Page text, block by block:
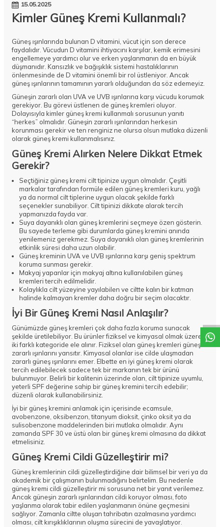
15.05.2025
Kimler Güneş Kremi Kullanmalı?
Güneş ışınlarında bulunan D vitamini, vücut için son derece
faydalıdır. Vücudun D vitamini ihtiyacını karşılar, kemik erimesini
engellemeye yardımcı olur ve erken yaşlanmanın da en büyük
düşmanıdır. Kansızlık ve bağışıklık sistemi hastalıklarının
önlenmesinde de D vitamini önemli bir rol üstleniyor. Ancak
güneş ışınlarının tamamının yararlı olduğundan da söz edemeyiz.
Güneşin zararlı olan UVA ve UVB ışınlarına karşı vücudu korumak
gerekiyor. Bu görevi üstlenen de güneş kremleri oluyor.
Dolayısıyla kimler güneş kremi kullanmalı sorusunun yanıtı
“herkes” olmalıdır. Güneşin zararlı ışınlarından herkesin
korunması gerekir ve ten renginiz ne olursa olsun mutlaka düzenli
olarak güneş kremi kullanmalısınız.
Güneş Kremi Alırken Nelere Dikkat Etmek
Gerekir?
Seçtiğiniz güneş kremi cilt tipinize uygun olmalıdır. Çeşitli
markalar tarafından formüle edilen güneş kremleri kuru, yağlı
ya da normal cilt tiplerine uygun olacak şekilde farklı
seçenekler sunabiliyor. Cilt tipinizi dikkate alarak tercih
yapmanızda fayda var.
Suya dayanıklı olan güneş kremlerini seçmeye özen gösterin.
Bu sayede terleme gibi durumlarda güneş kremini anında
yenilemeniz gerekmez. Suya dayanıklı olan güneş kremlerinin
etkinlik süresi daha uzun olabilir.
Güneş kreminin UVA ve UVB ışınlarına karşı geniş spektrum
koruma sunması gerekir.
Makyaj yapanlar için makyaj altına kullanılabilen güneş
kremleri tercih edilmelidir.
Kolaylıkla cilt yüzeyine yayılabilen ve ciltte kalın bir katman
halinde kalmayan kremler daha doğru bir seçim olacaktır.
İyi Bir Güneş Kremi Nasıl Anlaşılır?
Günümüzde güneş kremleri çok daha fazla koruma sunacak
şekilde üretilebiliyor. Bu ürünler fiziksel ve kimyasal olmak üzere
iki farklı kategoride ele alınır. Fiziksel olan güneş kremleri güneşin
zararlı ışınlarını yansıtır. Kimyasal olanlar ise cilde ulaşmadan
zararlı güneş ışınlarını emer. Elbette en iyi güneş kremi olarak
tercih edilebilecek sadece tek bir markanın tek bir ürünü
bulunmuyor. Belirli bir kalitenin üzerinde olan, cilt tipinize uyumlu,
yeterli SPF değerine sahip bir güneş kremini tercih edebilir;
düzenli olarak kullanabilirsiniz.
İyi bir güneş kremini anlamak için içerisinde ecamsule,
avobenzone, oksibenzon, titanyum dioksit, çinko oksit ya da
sulisobenzone maddelerinden biri mutlaka olmalıdır. Aynı
zamanda SPF 30 ve üstü olan bir güneş kremi olmasına da dikkat
etmelisiniz.
Güneş Kremi Cildi Güzelleştirir mi?
Güneş kremlerinin cildi güzelleştirdiğine dair bilimsel bir veri ya da
akademik bir çalışmanın bulunmadığını belirtelim. Bu nedenle
güneş kremi cildi güzelleştirir mi sorusuna net bir yanıt verilemez.
Ancak güneşin zararlı ışınlarından cildi koruyor olması, foto
yaşlanma olarak tabir edilen yaşlanmanın önüne geçmesini
sağlıyor. Zamanla ciltte oluşan tahribatın azalmasına yardımcı
olması, cilt kırışıklıklarının oluşma sürecini de yavaşlatıyor.